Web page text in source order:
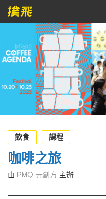
主辦單位
關於撲飛
條款及細則
EN
飲食
課程
咖啡之旅
由 PMQ 元創方 主辦